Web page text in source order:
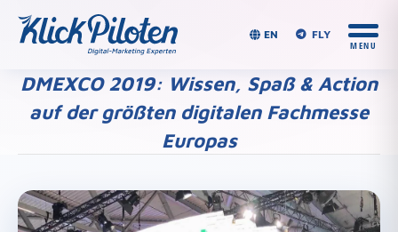
EN FLY
DMEXCO 2019: Wissen, Spaß & Action
auf der größten digitalen Fachmesse
Europas